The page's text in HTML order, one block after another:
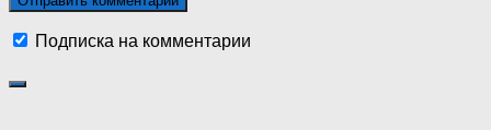
Подписка на комментарии